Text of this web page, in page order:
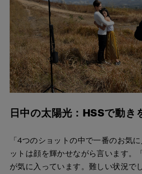
日中の太陽光：HSSで動き
「4つのショットの中で一番のお気
ットは顔を輝かせながら言います。
が気に入っています。難しい状況で